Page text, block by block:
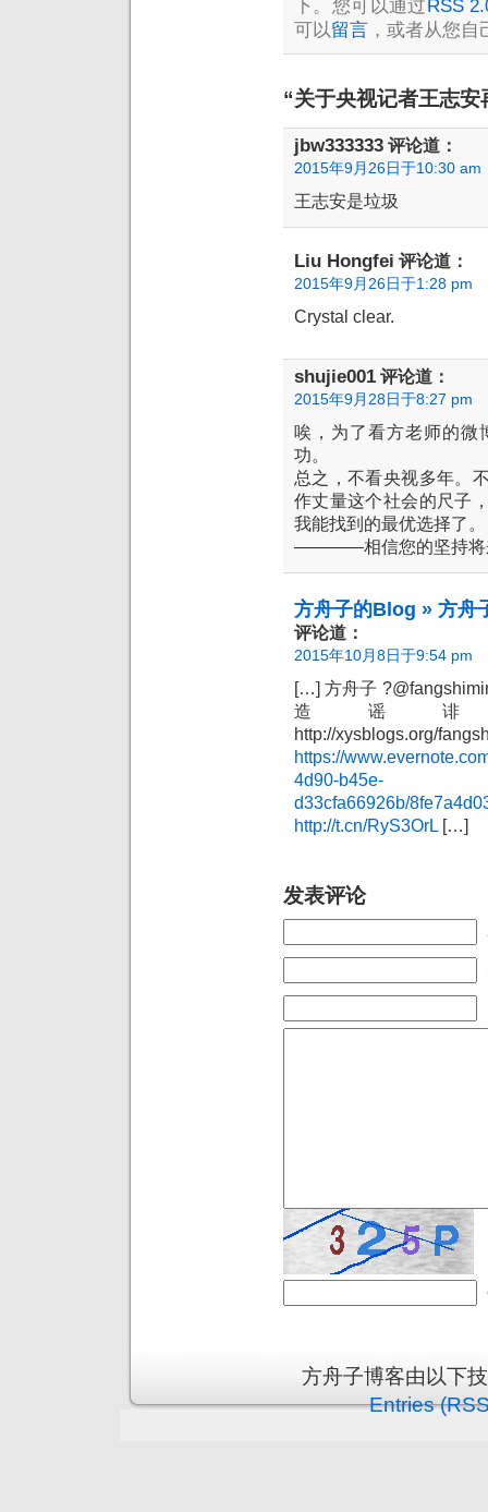
下。您可以通过 RSS
可以留言 ，或者从您自
“关于央视记者王志
jbw333333 评论道：
2015年9月26日于10:30 am
王志安是垃圾
Liu Hongfei 评论道：
2015年9月26日于1:28 pm
Crystal clear.
shujie001 评论道：
2015年9月28日于8:27 pm
唉，为了看方老师的微
功。
总之，不看央视多年。
作丈量这个社会的尺子
我能找到的最优选择了。
————相信您的坚持将
方舟子的Blog » 方舟
评论道：
2015年10月8日于9:54 pm
[…] 方舟子
造谣
http://xysblogs.org/
https://
4d90-b45e-
d33cfa66926b/
http://t.cn/RyS3OrL […]
发表评论
方舟子博客由以下
Entries